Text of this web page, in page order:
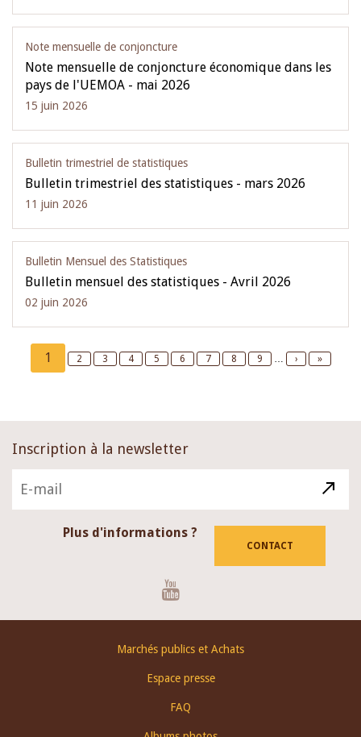
Note mensuelle de conjoncture
Note mensuelle de conjoncture économique dans les
pays de l'UEMOA - mai 2026
15 juin 2026
Bulletin trimestriel de statistiques
Bulletin trimestriel des statistiques - mars 2026
11 juin 2026
Bulletin Mensuel des Statistiques
Bulletin mensuel des statistiques - Avril 2026
02 juin 2026
Pagination
Current
page
1 Page
2 Page
3 Page
4 Page
5 Page
6 Page
7 Page
8 Page
9 …
Next
›
Last
»
Inscription à la newsletter
Plus d'informations ?
CONTACT
Marchés publics et Achats
Espace presse
FAQ